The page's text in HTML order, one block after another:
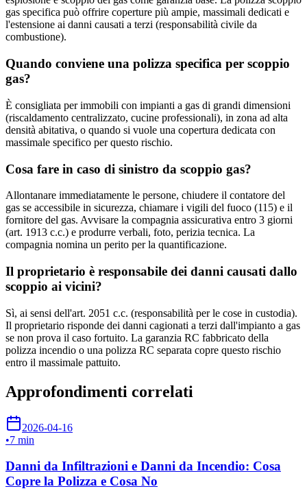
gas specifica può offrire coperture più ampie, massimali dedicati e
l'estensione ai danni causati a terzi (responsabilità civile da
combustione).
Quando conviene una polizza specifica per scoppio
gas?
È consigliata per immobili con impianti a gas di grandi dimensioni
(riscaldamento centralizzato, cucine professionali), in zona ad alta
densità abitativa, o quando si vuole una copertura dedicata con
massimale specifico per questo rischio.
Cosa fare in caso di sinistro da scoppio gas?
Allontanare immediatamente le persone, chiudere il contatore del
gas se accessibile in sicurezza, chiamare i vigili del fuoco (115) e il
fornitore del gas. Avvisare la compagnia assicurativa entro 3 giorni
(art. 1913 c.c.) e produrre verbali, foto, perizia tecnica. La
compagnia nomina un perito per la quantificazione.
Il proprietario è responsabile dei danni causati dallo
scoppio ai vicini?
Sì, ai sensi dell'art. 2051 c.c. (responsabilità per le cose in custodia).
Il proprietario risponde dei danni cagionati a terzi dall'impianto a gas
se non prova il caso fortuito. La garanzia RC fabbricato della
polizza incendio o una polizza RC separata copre questo rischio
entro il massimale pattuito.
Approfondimenti correlati
2026-04-16
•7 min
Danni da Infiltrazioni e Danni da Incendio: Cosa
Copre la Polizza e Cosa No